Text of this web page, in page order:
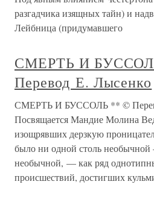
разгадчика изящных тайн) и
Лейбница (придумавшего
СМЕРТЬ И
Перевод Е. Лысенко
СМЕРТЬ И БУССОЛЬ ** ©
Посвящается Мандие Молина
изощрявших дерзкую
было ни одной столь
необычной, — как ряд
происшествий, достигших